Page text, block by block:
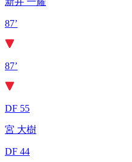
87’
87’
DF 55
宮 大樹
DF 44